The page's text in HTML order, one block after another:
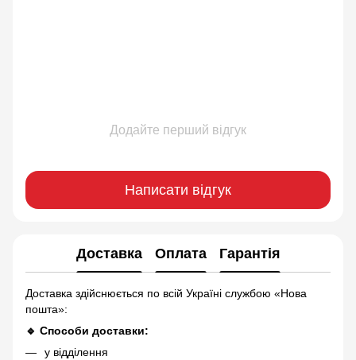
Додайте перший відгук
Написати відгук
Доставка Оплата Гарантія
Доставка здійснюється по всій Україні службою «Нова
пошта»:
🔹 Способи доставки:
у відділення